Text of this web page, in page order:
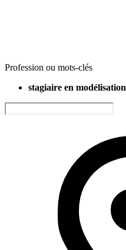
Profession ou mots-clés
stagiaire en modélisation